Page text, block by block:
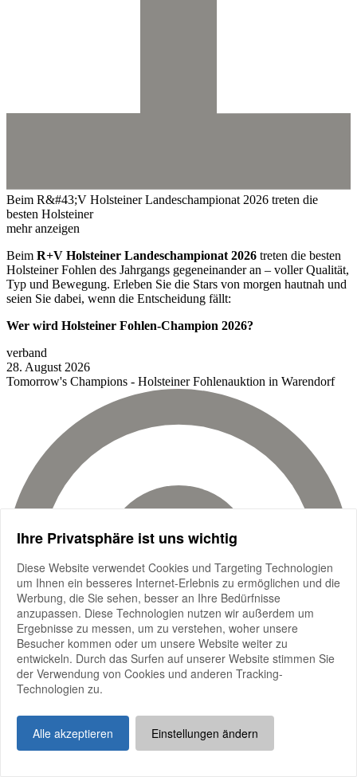
Beim R&#43;V Holsteiner Landeschampionat 2026 treten die
besten Holsteiner
mehr anzeigen
Beim R+V Holsteiner Landeschampionat 2026 treten die besten
Holsteiner Fohlen des Jahrgangs gegeneinander an – voller Qualität,
Typ und Bewegung. Erleben Sie die Stars von morgen hautnah und
seien Sie dabei, wenn die Entscheidung fällt:
Wer wird Holsteiner Fohlen-Champion 2026?
verband
28. August 2026
Tomorrow's Champions - Holsteiner Fohlenauktion in Warendorf
Ihre Privatsphäre ist uns wichtig
Diese Website verwendet Cookies und Targeting Technologien
um Ihnen ein besseres Internet-Erlebnis zu ermöglichen und die
Werbung, die Sie sehen, besser an Ihre Bedürfnisse
anzupassen. Diese Technologien nutzen wir außerdem um
Ergebnisse zu messen, um zu verstehen, woher unsere
Besucher kommen oder um unsere Website weiter zu
entwickeln. Durch das Surfen auf unserer Website stimmen Sie
der Verwendung von Cookies und anderen Tracking-
Technologien zu.
Alle akzeptieren Einstellungen ändern